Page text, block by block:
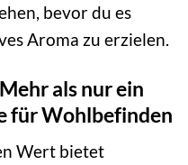
bevor du es
Aroma zu erzielen.
als nur ein
für Wohlbefinden
Wert bietet